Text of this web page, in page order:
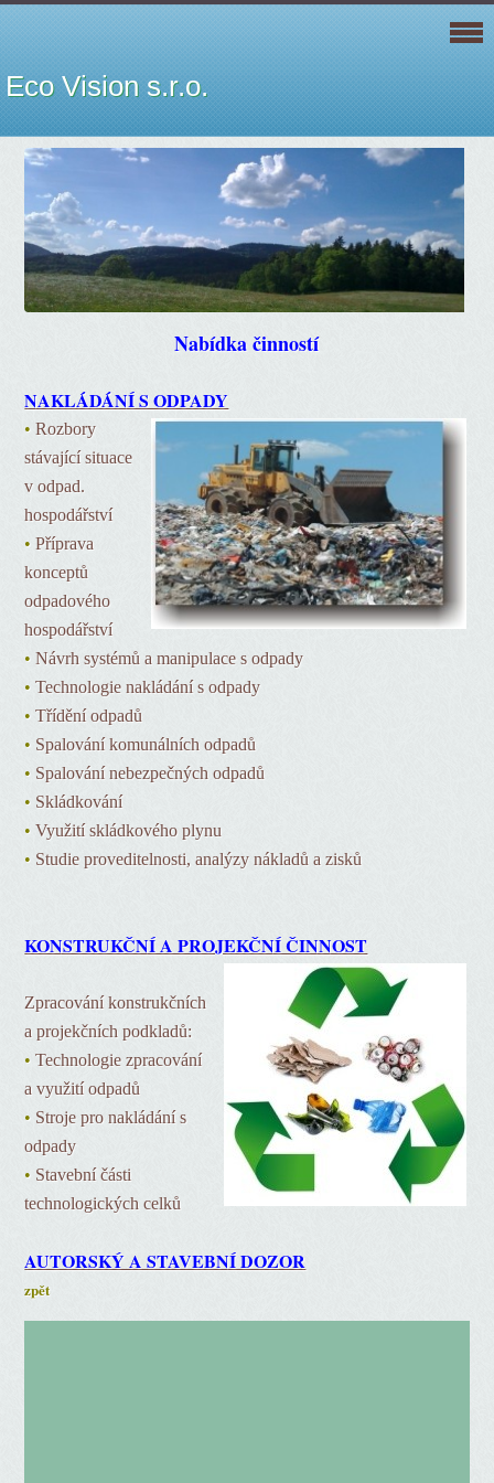
Eco Vision s.r.o.
Nabídka činností
NAKLÁDÁNÍ S ODPADY
•Rozbory
stávající situace
v odpad.
hospodářství
•Příprava
konceptů
odpadového
hospodářství
•Návrh systémů a manipulace s odpady
•Technologie nakládání s odpady
•Třídění odpadů
• Spalování komunálních odpadů
• Spalování nebezpečných odpadů
• Skládkování
•Využití skládkového plynu
• Studie proveditelnosti, analýzy nákladů a zisků
KONSTRUKČNÍ A PROJEKČNÍ ČINNOST
Zpracování konstrukčních
a projekčních podkladů:
•Technologie zpracování
a využití odpadů
• Stroje pro nakládání s
odpady
• Stavební části
technologických celků
AUTORSKÝ A STAVEBNÍ DOZOR
zpět